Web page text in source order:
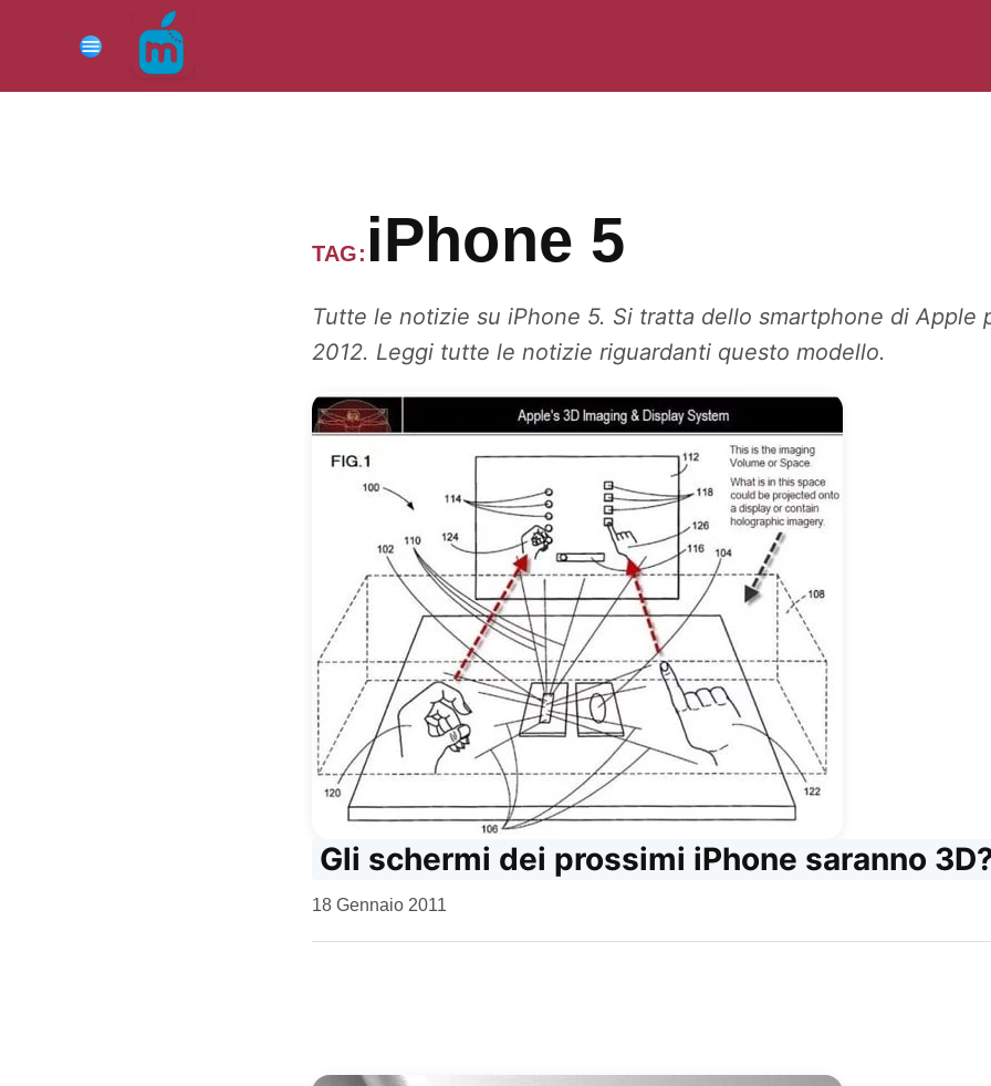
contenuto
Menu
TAG: iPhone 5
Tutte le notizie su iPhone 5. Si tratta dello smartphone di Apple
2012. Leggi tutte le notizie riguardanti questo modello.
Gli schermi dei prossimi iPhone saranno
da
18 Gennaio 2011